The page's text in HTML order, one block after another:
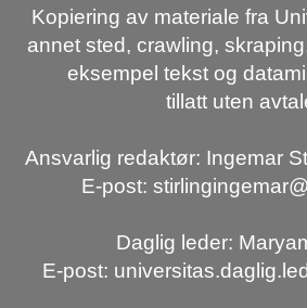
Kopiering av materiale fra
annet sted, crawling,
eksempel tekst og
tillatt uten
Ansvarlig redaktør: Ingemar
E-post:
Daglig leder:
E-post: